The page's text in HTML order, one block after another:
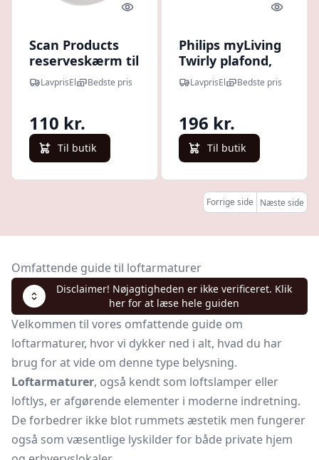
Quick look
Scan Products
reserveskærm til
Clara plafond
LavprisEl Bedste pris
110 kr.
Til butik
Quick
Philips myLiving
Twirly plafond,
hvid, Ø34 cm
LavprisEl Bedste pris
196 kr.
Til butik
Forrige side Næste side
Omfattende guide til loftarmaturer
Disclaimer! Nøjagtigheden er ikke verificeret. Klik
her for at læse hele guiden
Velkommen til vores omfattende guide om
loftarmaturer, hvor vi dykker ned i alt, hvad du har
brug for at vide om denne type belysning.
Loftarmaturer, også kendt som loftslamper eller
loftlys, er afgørende elementer i moderne indretning.
De forbedrer ikke blot rummets æstetik men fungerer
også som væsentlige lyskilder for både private hjem